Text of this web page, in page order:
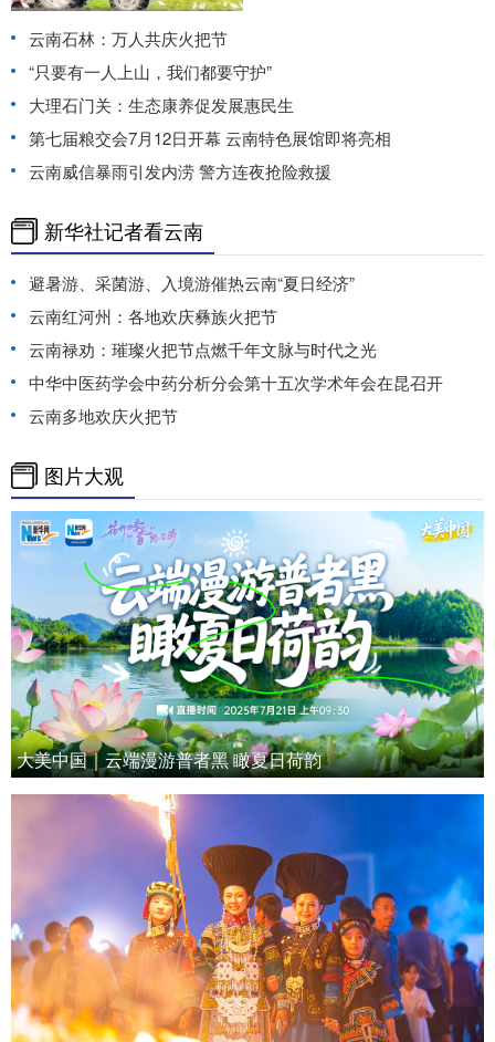
云南石林：万人共庆火把节
“只要有一人上山，我们都要守护”
大理石门关：生态康养促发展惠民生
第七届粮交会7月12日开幕 云南特色展馆即将亮相
云南威信暴雨引发内涝 警方连夜抢险救援
新华社记者看云南
避暑游、采菌游、入境游催热云南“夏日经济”
云南红河州：各地欢庆彝族火把节
云南禄劝：璀璨火把节点燃千年文脉与时代之光
中华中医药学会中药分析分会第十五次学术年会在昆召开
云南多地欢庆火把节
图片大观
大美中国｜云端漫游普者黑 瞰夏日荷韵